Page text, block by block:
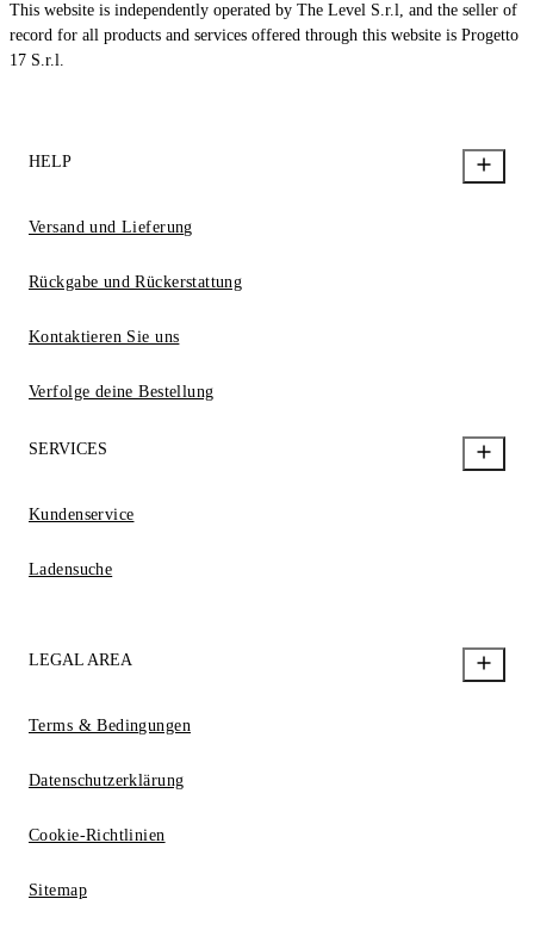
This website is independently operated by The Level S.r.l, and the seller of
record for all products and services offered through this website is Progetto
17 S.r.l.
HELP
Versand und Lieferung
Rückgabe und Rückerstattung
Kontaktieren Sie uns
Verfolge deine Bestellung
SERVICES
Kundenservice
Ladensuche
LEGAL AREA
Terms & Bedingungen
Datenschutzerklärung
Cookie-Richtlinien
Sitemap